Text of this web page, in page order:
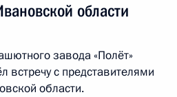
области
завода «Полёт»
встречу с представителями
области.